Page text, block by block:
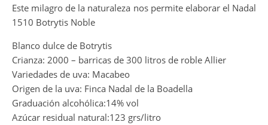
Este milagro de la naturaleza nos permite elaborar el Nadal
1510 Botrytis Noble
Blanco dulce de Botrytis
Crianza: 2000 – barricas de 300 litros de roble Allier
Variedades de uva: Macabeo
Origen de la uva: Finca Nadal de la Boadella
Graduación alcohólica:14% vol
Azúcar residual natural:123 grs/litro